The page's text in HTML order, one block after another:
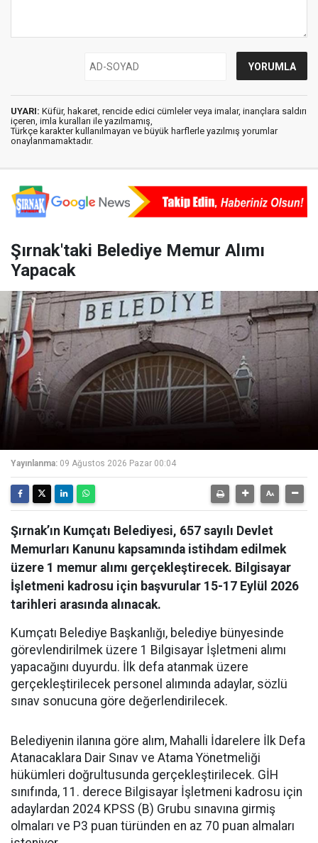
UYARI: Küfür, hakaret, rencide edici cümleler veya imalar, inançlara saldırı
içeren, imla kuralları ile yazılmamış,
Türkçe karakter kullanılmayan ve büyük harflerle yazılmış yorumlar
onaylanmamaktadır.
Şırnak'taki Belediye Memur Alımı
Yapacak
Yayınlanma: 09 Ağustos 2026 Pazar 00:04
Şırnak’ın Kumçatı Belediyesi, 657 sayılı Devlet
Memurları Kanunu kapsamında istihdam edilmek
üzere 1 memur alımı gerçekleştirecek. Bilgisayar
İşletmeni kadrosu için başvurular 15-17 Eylül 2026
tarihleri arasında alınacak.
Kumçatı Belediye Başkanlığı, belediye bünyesinde
görevlendirilmek üzere 1 Bilgisayar İşletmeni alımı
yapacağını duyurdu. İlk defa atanmak üzere
gerçekleştirilecek personel alımında adaylar, sözlü
sınav sonucuna göre değerlendirilecek.
Belediyenin ilanına göre alım, Mahalli İdarelere İlk Defa
Atanacaklara Dair Sınav ve Atama Yönetmeliği
hükümleri doğrultusunda gerçekleştirilecek. GİH
sınıfında, 11. derece Bilgisayar İşletmeni kadrosu için
adaylardan 2024 KPSS (B) Grubu sınavına girmiş
olmaları ve P3 puan türünden en az 70 puan almaları